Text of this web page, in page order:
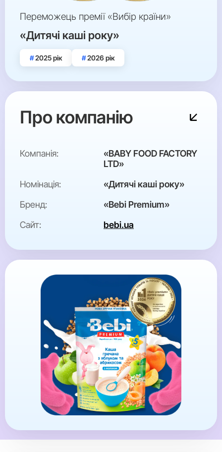
Переможець премії «Вибір країни»
«Дитячі каші року»
2025 рік 2026 рік
Про компанію
Компанія:
«BABY FOOD FACTORY
LTD»
Номінація:
«Дитячі каші року»
Бренд:
«Bebi Premium»
Сайт:
bebi.ua